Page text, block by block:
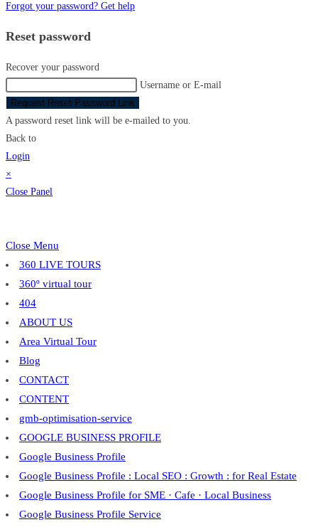
Forgot your password? Get help
Reset password
Recover your password
Username or E-mail
Request Reset Password Link
A password reset link will be e-mailed to you.
Back to
Login
×
Close Panel
Close Menu
360 LIVE TOURS
360º virtual tour
404
ABOUT US
Area Virtual Tour
Blog
CONTACT
CONTENT
gmb-optimisation-service
GOOGLE BUSINESS PROFILE
Google Business Profile
Google Business Profile : Local SEO : Growth : for Real Estate
Google Business Profile for SME · Cafe · Local Business
Google Business Profile Service